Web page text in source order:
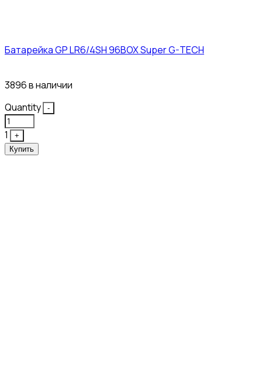
Батарейка GP LR6/4SH 96BOX Super G-TECH
3896 в наличии
Quantity
-
1
+
Купить